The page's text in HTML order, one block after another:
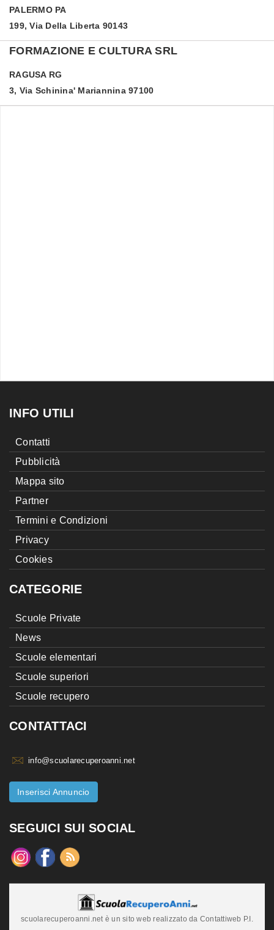
PALERMO PA
199, Via Della Liberta 90143
FORMAZIONE E CULTURA SRL
RAGUSA RG
3, Via Schinina' Mariannina 97100
INFO UTILI
Contatti
Pubblicità
Mappa sito
Partner
Termini e Condizioni
Privacy
Cookies
CATEGORIE
Scuole Private
News
Scuole elementari
Scuole superiori
Scuole recupero
CONTATTACI
info@scuolarecuperoanni.net
Inserisci Annuncio
SEGUICI SUI SOCIAL
scuolarecuperoanni.net è un sito web realizzato da Contattiweb P.I.